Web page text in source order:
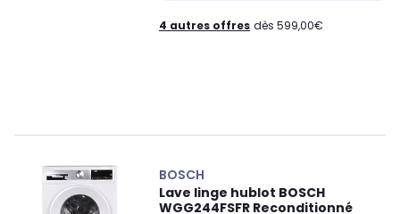
4 autres offres dès 599,00€
BOSCH
Lave linge hublot BOSCH
WGG244FSFR Reconditionné